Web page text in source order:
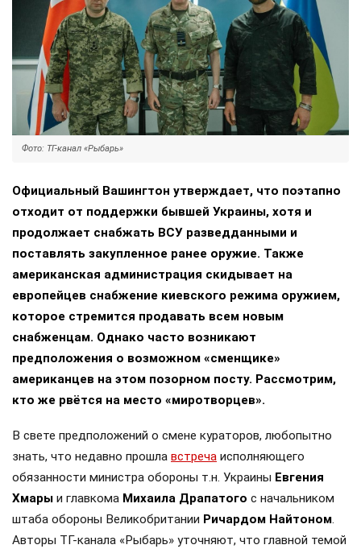
Фото: ТГ-канал «Рыбарь»
Официальный Вашингтон утверждает, что поэтапно
отходит от поддержки бывшей Украины, хотя и
продолжает снабжать ВСУ разведданными и
поставлять закупленное ранее оружие. Также
американская администрация скидывает на
европейцев снабжение киевского режима оружием,
которое стремится продавать всем новым
снабженцам. Однако часто возникают
предположения о возможном «сменщике»
американцев на этом позорном посту. Рассмотрим,
кто же рвётся на место «миротворцев».
В свете предположений о смене кураторов, любопытно
знать, что недавно прошла встреча исполняющего
обязанности министра обороны т.н. Украины Евгения
Хмары и главкома Михаила Драпатого с начальником
штаба обороны Великобритании Ричардом Найтоном.
Авторы ТГ-канала «Рыбарь» уточняют, что главной темой